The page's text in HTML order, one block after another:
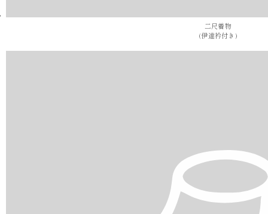
二尺着物
(伊達衿付き)